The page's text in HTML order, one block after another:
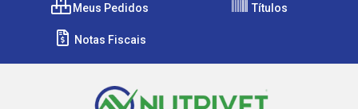
Meus Pedidos Títulos
Notas Fiscais